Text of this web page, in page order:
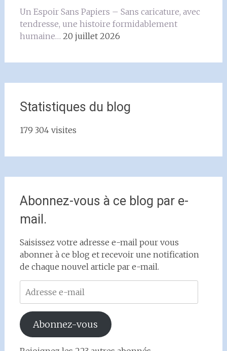
Un Espoir Sans Papiers – Sans caricature, avec
tendresse, une histoire formidablement
humaine… 20 juillet 2026
Statistiques du blog
179 304 visites
Abonnez-vous à ce blog par e-
mail.
Saisissez votre adresse e-mail pour vous
abonner à ce blog et recevoir une notification
de chaque nouvel article par e-mail.
e-
mail
Abonnez-vous